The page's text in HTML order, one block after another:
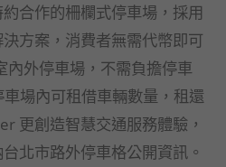
合作的柵欄式停車場，採用
方案，消費者無需代幣即可
內外停車場，不需負擔停車
場內可租借車輛數量，租還
更創造智慧交通服務體驗，
北市路外停車格公開資訊。